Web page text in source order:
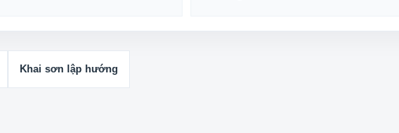
Khai sơn lập hướng